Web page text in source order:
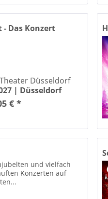
United Classic
- Das Konzert
Düsseldorf
| Düsseldorf
€ *
und vielfach
Konzerten auf